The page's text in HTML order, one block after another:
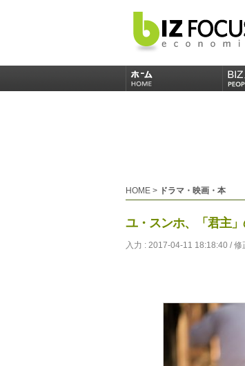
HOME > ドラマ・映画・本
ユ・スンホ、「君主
入力 : 2017-04-11 18:18:40 /